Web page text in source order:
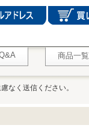
商品一覧
なく送信ください。